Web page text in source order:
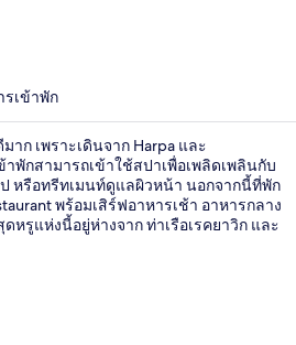
เข้าพัก
าก เพราะเดินจาก Harpa และ
าพักสามารถเข้าใช้สปาเพื่อเพลิดเพลินกับ
หรือทรีทเมนท์ดูแลผิวหน้า นอกจากนี้ที่พัก
พร้อมเสิร์ฟอาหารเช้า อาหารกลาง
หรูแห่งนี้อยู่ห่างจาก ท่าเรือเรคยาวิก และ